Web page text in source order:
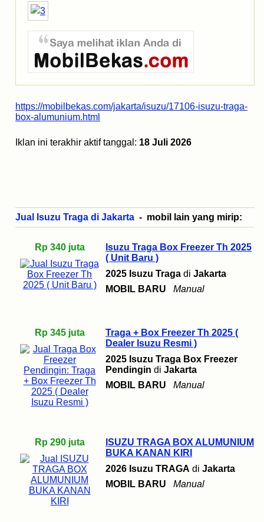
https://mobilbekas.com/jakarta/isuzu/17106-isuzu-traga-
box-alumunium.html
Iklan ini terakhir aktif tanggal: 18 Juli 2026
Jual Isuzu Traga di Jakarta - mobil lain yang mirip:
Rp 340 juta
Isuzu Traga Box Freezer Th 2025
( Unit Baru )
2025 Isuzu Traga di Jakarta
MOBIL BARU
Manual
Rp 345 juta
Traga + Box Freezer Th 2025 (
Dealer Isuzu Resmi )
2025 Isuzu Traga Box Freezer
Pendingin di Jakarta
MOBIL BARU
Manual
Rp 290 juta
ISUZU TRAGA BOX ALUMUNIUM
BUKA KANAN KIRI
2026 Isuzu TRAGA di Jakarta
MOBIL BARU
Manual